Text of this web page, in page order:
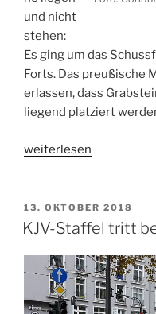
und nicht
stehen:
Es ging um das
Forts. Das preußische
erlassen, dass
liegend platziert
„Besuch
jüdischen
Friedhof
Deutz“
weiterlesen
VERÖFFENTLICHT
AM
13. OKTOBER 2018
KJV-Staffel tritt